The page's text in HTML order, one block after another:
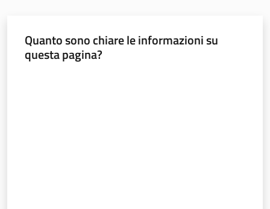
sicurezza
Quanto sono chiare le informazioni su
questa pagina?